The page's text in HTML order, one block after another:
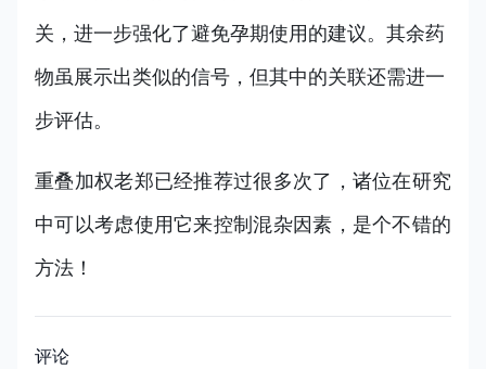
关，进一步强化了避免孕期使用的建议。其余药
物虽展示出类似的信号，但其中的关联还需进一
步评估。
重叠加权老郑已经推荐过很多次了，诸位在研究
中可以考虑使用它来控制混杂因素，是个不错的
方法！
评论